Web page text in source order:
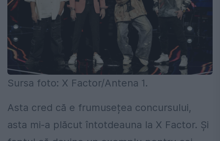
Sursa foto: X Factor/Antena 1.
Asta cred că e frumusețea concursului,
asta mi-a plăcut întotdeauna la X Factor. Și